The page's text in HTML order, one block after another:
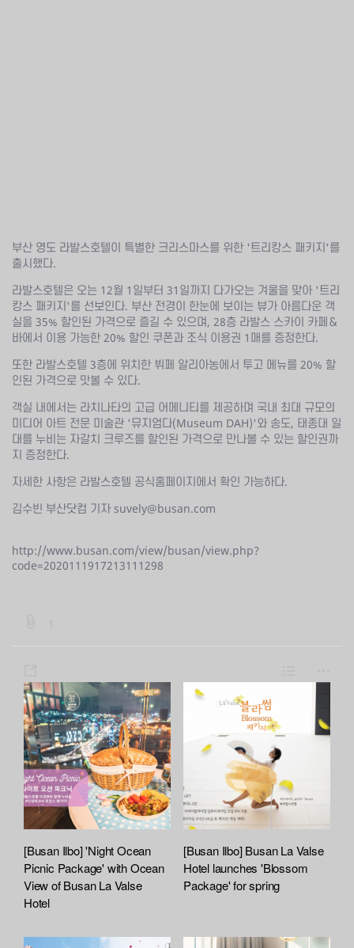
부산 영도 라발스호텔이 특별한 크리스마스를 위한 '트리캉스 패키지'를
출시했다.
라발스호텔은 오는 12월 1일부터 31일까지 다가오는 겨울을 맞아 '트리
캉스 패키지'를 선보인다. 부산 전경이 한눈에 보이는 뷰가 아름다운 객
실을 35% 할인된 가격으로 즐길 수 있으며, 28층 라발스 스카이 카페＆
바에서 이용 가능한 20% 할인 쿠폰과 조식 이용권 1매를 증정한다.
또한 라발스호텔 3층에 위치한 뷔페 알리아농에서 투고 메뉴를 20% 할
인된 가격으로 맛볼 수 있다.
객실 내에서는 라치나타의 고급 어메니티를 제공하며 국내 최대 규모의
미디어 아트 전문 미술관 '뮤지엄다(Museum DAH)'와 송도, 태종대 일
대를 누비는 자갈치 크루즈를 할인된 가격으로 만나볼 수 있는 할인권까
지 증정한다.
자세한 사항은 라발스호텔 공식홈페이지에서 확인 가능하다.
김수빈 부산닷컴 기자 suvely@busan.com
http://www.busan.com/view/busan/view.php?
code=2020111917213111298
r
d
:
:
f
i
l
e
A
t
t
a
c
e
h
a
r
e
[Busan Ilbo] 'Night Ocean
Picnic Package' with Ocean
View of Busan La Valse
Hotel
[Busan Ilbo] Busan La Valse
Hotel launches 'Blossom
Package' for spring